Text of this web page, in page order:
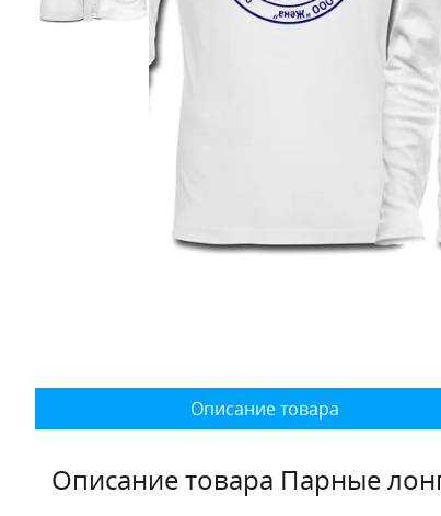
Описание товара
Описание товара Парные